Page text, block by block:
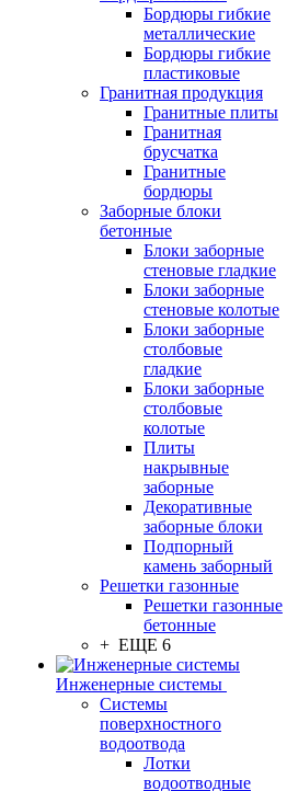
Бордюры гибкие
металлические
Бордюры гибкие
пластиковые
Гранитная продукция
Гранитные плиты
Гранитная
брусчатка
Гранитные
бордюры
Заборные блоки
бетонные
Блоки заборные
стеновые гладкие
Блоки заборные
стеновые колотые
Блоки заборные
столбовые
гладкие
Блоки заборные
столбовые
колотые
Плиты
накрывные
заборные
Декоративные
заборные блоки
Подпорный
камень заборный
Решетки газонные
Решетки газонные
бетонные
+ ЕЩЕ 6
Инженерные системы
Системы
поверхностного
водоотвода
Лотки
водоотводные